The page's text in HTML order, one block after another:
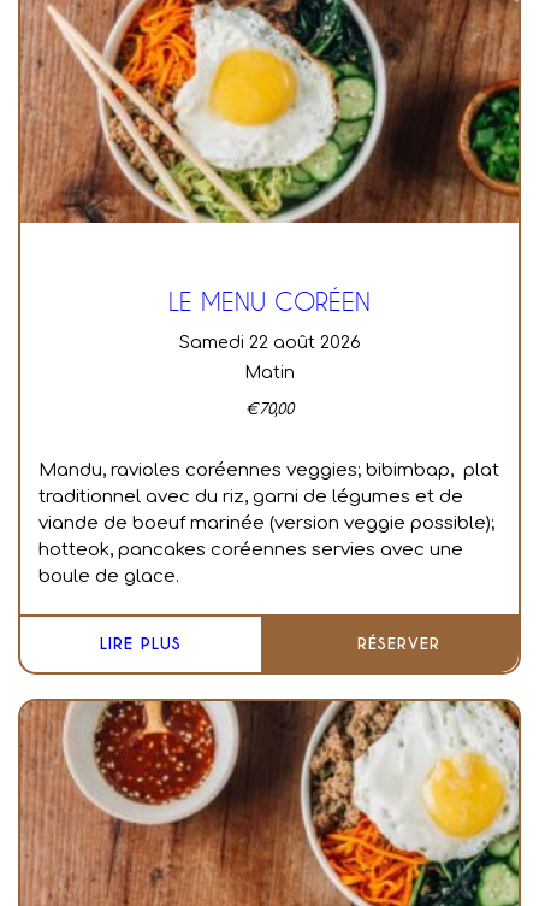
LE MENU CORÉEN
samedi 22 août 2026
Matin
€70,00
Mandu, ravioles coréennes veggies; bibimbap, plat
traditionnel avec du riz, garni de légumes et de
viande de boeuf marinée (version veggie possible);
hotteok, pancakes coréennes servies avec une
boule de glace.
LIRE PLUS RÉSERVER